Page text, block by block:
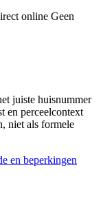
online Geen
juiste huisnummer
en perceelcontext
niet als formele
en beperkingen